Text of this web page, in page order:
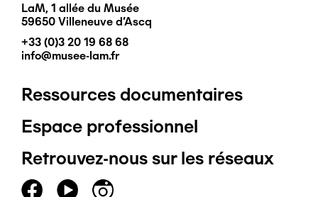
LaM, 1 allée du Musée
59650 Villeneuve d'Ascq
+33 (0)3 20 19 68 68
info@musee-lam.fr
Pied
de
page
Ressources documentaires
Espace professionnel
Retrouvez-nous sur les réseaux